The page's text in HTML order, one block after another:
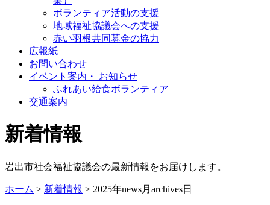
ボランティア活動の支援
地域福祉協議会への支援
赤い羽根共同募金の協力
広報紙
お問い合わせ
イベント案内・ お知らせ
ふれあい給食ボランティア
交通案内
新着情報
岩出市社会福祉協議会の最新情報をお届けします。
ホーム > 新着情報 > 2025年news月archives日